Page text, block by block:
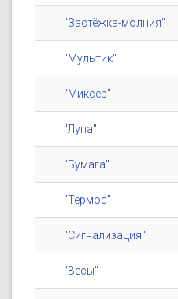
"Застёжка-молния"
"Мультик"
"Миксер"
"Лупа"
"Бумага"
"Термос"
"Сигнализация"
"Весы"